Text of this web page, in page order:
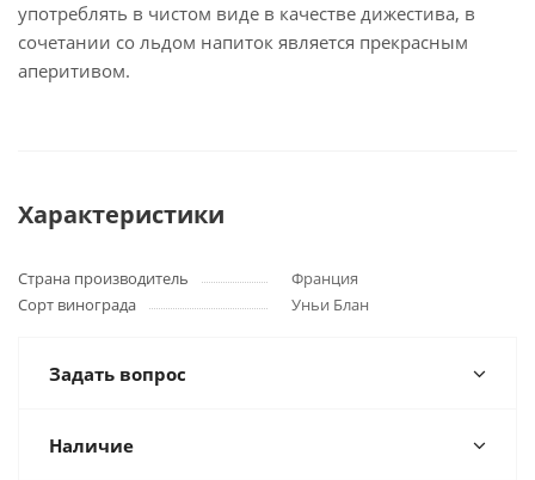
употреблять в чистом виде в качестве дижестива, в
сочетании со льдом напиток является прекрасным
аперитивом.
Характеристики
Страна производитель
Франция
Сорт винограда
Уньи Блан
Задать вопрос
Наличие